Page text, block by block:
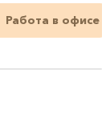
Работа в офисе